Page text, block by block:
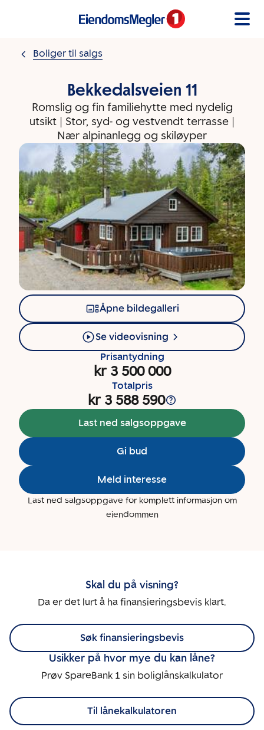
Boliger til salgs
Bekkedalsveien 11
Romslig og fin familiehytte med nydelig
utsikt | Stor, syd- og vestvendt terrasse |
Nær alpinanlegg og skiløyper
Åpne bildegalleri
Se videovisning
Prisantydning
kr 3 500 000
Totalpris
kr 3 588 590
Last ned salgsoppgave
Gi bud
Meld interesse
Last ned salgsoppgave for komplett informasjon om
eiendommen
Skal du på visning?
Da er det lurt å ha finansieringsbevis klart.
Søk finansieringsbevis
Usikker på hvor mye du kan låne?
Prøv SpareBank 1 sin boliglånskalkulator
Til lånekalkulatoren